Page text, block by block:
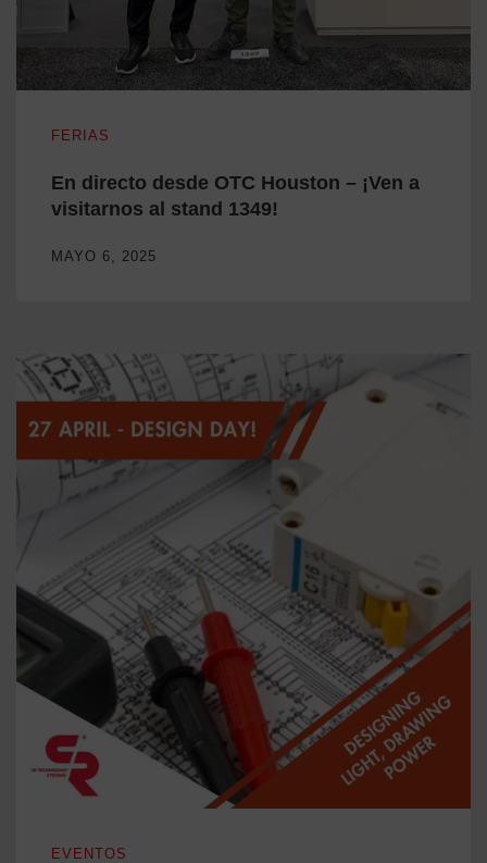
FERIAS
En directo desde OTC Houston – ¡Ven a
visitarnos al stand 1349!
MAYO 6, 2025
EVENTOS